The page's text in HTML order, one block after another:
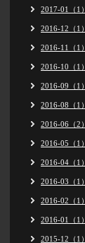
2017-01（1）
2016-12（1）
2016-11（1）
2016-10（1）
2016-09（1）
2016-08（1）
2016-06（2）
2016-05（1）
2016-04（1）
2016-03（1）
2016-02（1）
2016-01（1）
2015-12（1）